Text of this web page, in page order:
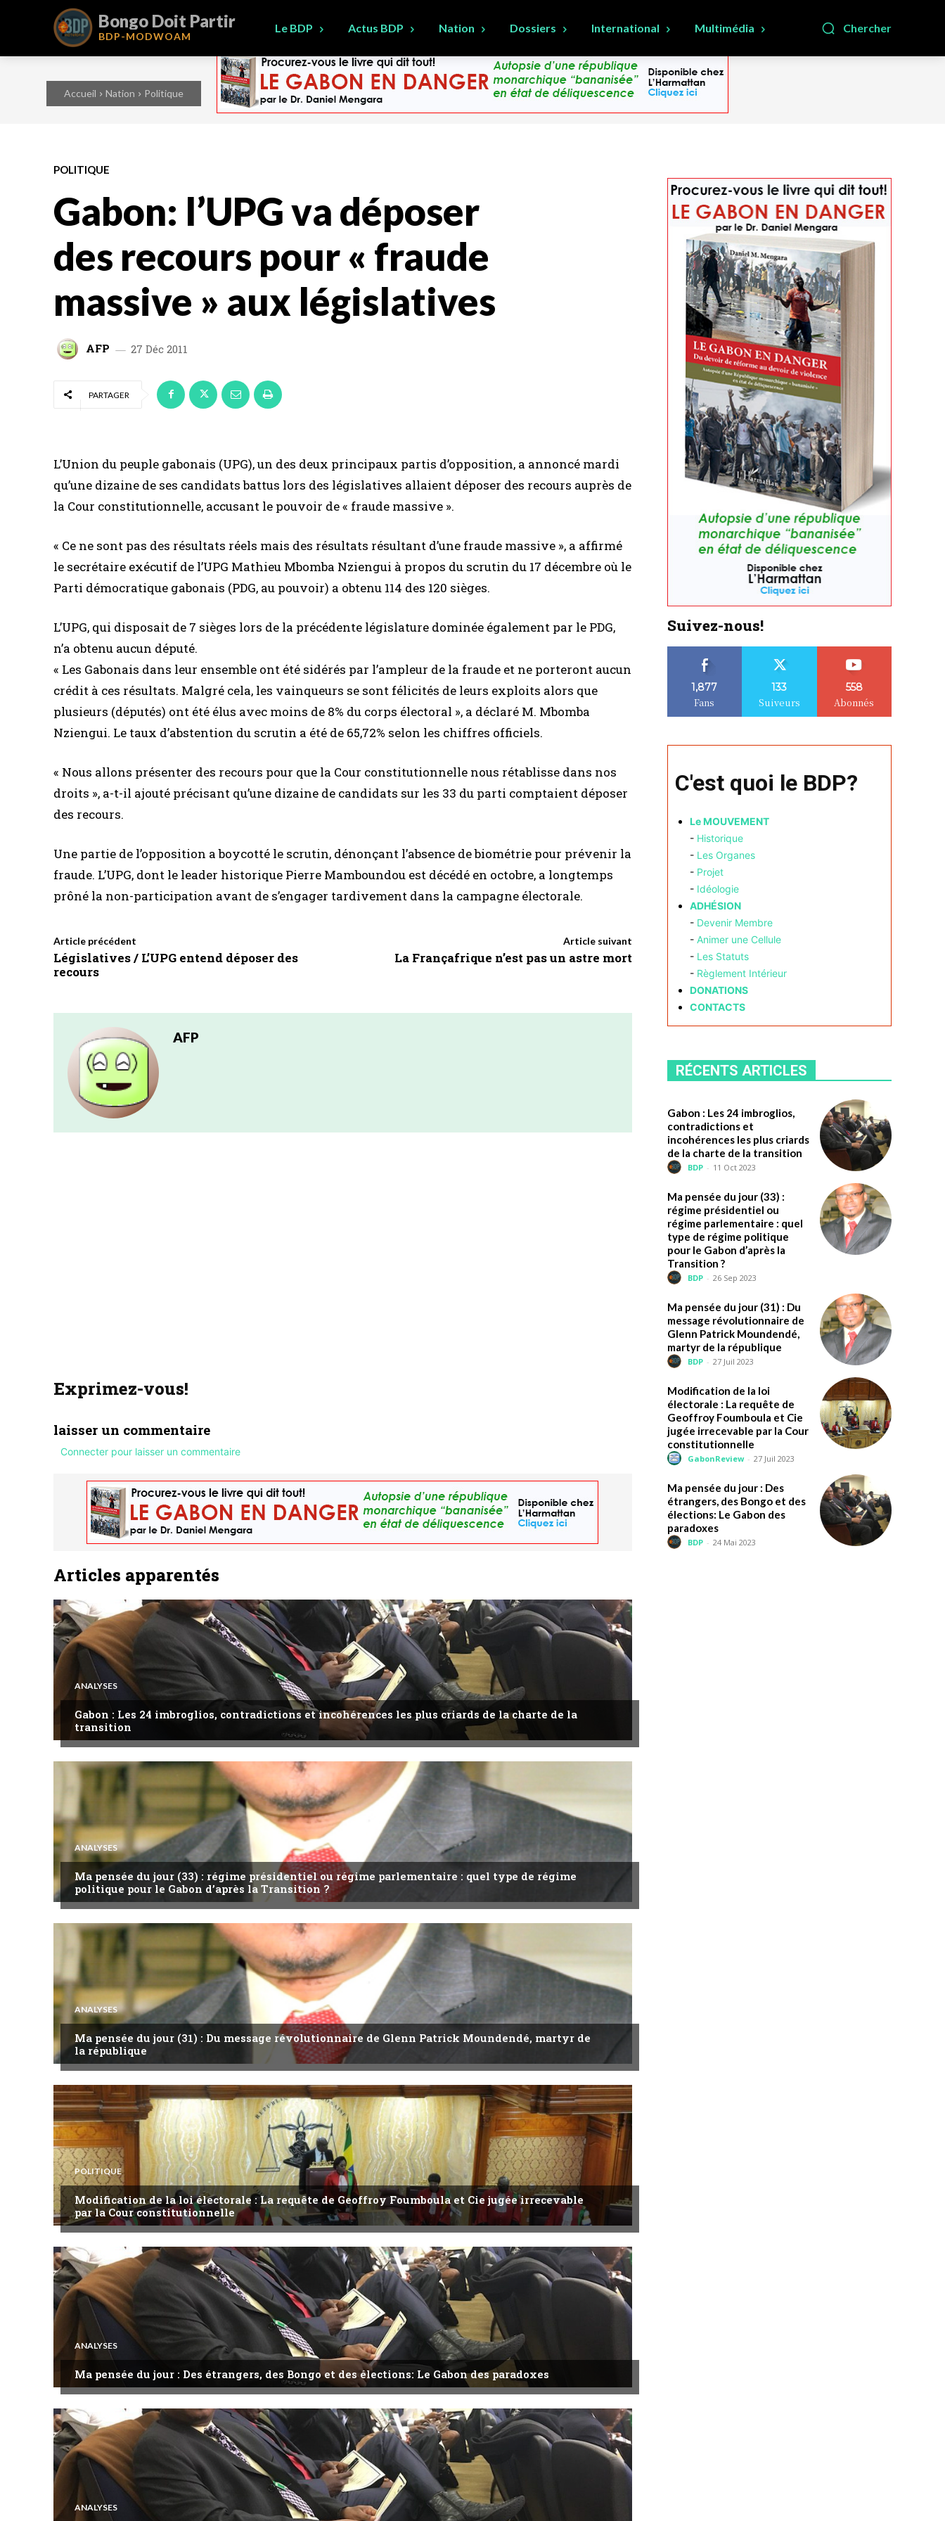
Bongo Doit Partir
BDP-MODWOAM
Chercher
Le BDP Actus BDP Nation Dossiers International Multimédia
Accueil Nation Politique
POLITIQUE
Gabon: l’UPG va déposer
des recours pour « fraude
massive » aux législatives
AFP 27 Déc 2011
PARTAGER
L’Union du peuple gabonais (UPG), un des deux principaux partis d’opposition, a annoncé mardi
qu’une dizaine de ses candidats battus lors des législatives allaient déposer des recours auprès de
la Cour constitutionnelle, accusant le pouvoir de « fraude massive ».
« Ce ne sont pas des résultats réels mais des résultats résultant d’une fraude massive », a affirmé
le secrétaire exécutif de l’UPG Mathieu Mbomba Nziengui à propos du scrutin du 17 décembre où le
Parti démocratique gabonais (PDG, au pouvoir) a obtenu 114 des 120 sièges.
L’UPG, qui disposait de 7 sièges lors de la précédente législature dominée également par le PDG,
n’a obtenu aucun député.
« Les Gabonais dans leur ensemble ont été sidérés par l’ampleur de la fraude et ne porteront aucun
crédit à ces résultats. Malgré cela, les vainqueurs se sont félicités de leurs exploits alors que
plusieurs (députés) ont été élus avec moins de 8% du corps électoral », a déclaré M. Mbomba
Nziengui. Le taux d’abstention du scrutin a été de 65,72% selon les chiffres officiels.
« Nous allons présenter des recours pour que la Cour constitutionnelle nous rétablisse dans nos
droits », a-t-il ajouté précisant qu’une dizaine de candidats sur les 33 du parti comptaient déposer
des recours.
Une partie de l’opposition a boycotté le scrutin, dénonçant l’absence de biométrie pour prévenir la
fraude. L’UPG, dont le leader historique Pierre Mamboundou est décédé en octobre, a longtemps
prôné la non-participation avant de s’engager tardivement dans la campagne électorale.
Article précédent
Législatives / L’UPG entend déposer des
recours
Article suivant
La Françafrique n’est pas un astre mort
AFP
Exprimez-vous!
laisser un commentaire
Connecter pour laisser un commentaire
Articles apparentés
ANALYSES
Gabon : Les 24 imbroglios, contradictions et incohérences les plus criards de la charte de la
transition
ANALYSES
Ma pensée du jour (33) : régime présidentiel ou régime parlementaire : quel type de régime
politique pour le Gabon d’après la Transition ?
ANALYSES
Ma pensée du jour (31) : Du message révolutionnaire de Glenn Patrick Moundendé, martyr de
la république
POLITIQUE
Modification de la loi électorale : La requête de Geoffroy Foumboula et Cie jugée irrecevable
par la Cour constitutionnelle
ANALYSES
Ma pensée du jour : Des étrangers, des Bongo et des élections: Le Gabon des paradoxes
ANALYSES
Suivez-nous!
1,877
Fans
133
Suiveurs
558
Abonnés
C'est quoi le BDP?
Le MOUVEMENT
- Historique
- Les Organes
- Projet
- Idéologie
ADHÉSION
- Devenir Membre
- Animer une Cellule
- Les Statuts
- Règlement Intérieur
DONATIONS
CONTACTS
RÉCENTS ARTICLES
Gabon : Les 24 imbroglios,
contradictions et
incohérences les plus criards
de la charte de la transition
BDP - 11 Oct 2023
Ma pensée du jour (33) :
régime présidentiel ou
régime parlementaire : quel
type de régime politique
pour le Gabon d’après la
Transition ?
BDP - 26 Sep 2023
Ma pensée du jour (31) : Du
message révolutionnaire de
Glenn Patrick Moundendé,
martyr de la république
BDP - 27 Juil 2023
Modification de la loi
électorale : La requête de
Geoffroy Foumboula et Cie
jugée irrecevable par la Cour
constitutionnelle
GabonReview - 27 Juil 2023
Ma pensée du jour : Des
étrangers, des Bongo et des
élections: Le Gabon des
paradoxes
BDP - 24 Mai 2023